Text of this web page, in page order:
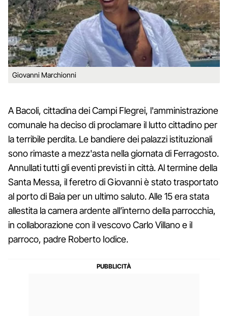
Giovanni Marchionni
A Bacoli, cittadina dei Campi Flegrei, l'amministrazione
comunale ha deciso di proclamare il lutto cittadino per
la terribile perdita. Le bandiere dei palazzi istituzionali
sono rimaste a mezz'asta nella giornata di Ferragosto.
Annullati tutti gli eventi previsti in città. Al termine della
Santa Messa, il feretro di Giovanni è stato trasportato
al porto di Baia per un ultimo saluto. Alle 15 era stata
allestita la camera ardente all’interno della parrocchia,
in collaborazione con il vescovo Carlo Villano e il
parroco, padre Roberto Iodice.